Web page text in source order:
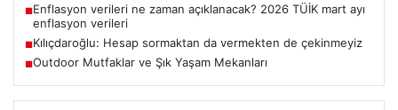
■Enflasyon verileri ne zaman açıklanacak? 2026 TÜİK mart ayı
enflasyon verileri
■Kılıçdaroğlu: Hesap sormaktan da vermekten de çekinmeyiz
■Outdoor Mutfaklar ve Şık Yaşam Mekanları